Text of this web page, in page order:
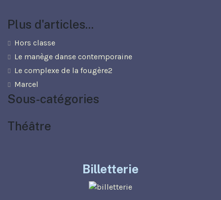
Plus d'articles...
Hors classe
Le manège danse contemporaine
Le complexe de la fougère2
Marcel
Sous-catégories
Théâtre
Billetterie